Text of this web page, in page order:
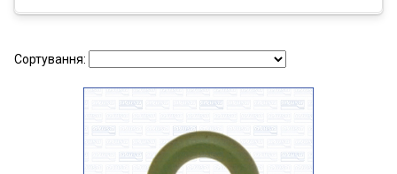
Сортування: